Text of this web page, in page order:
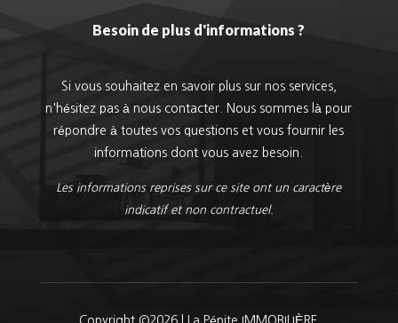
Besoin de plus d'informations ?
Si vous souhaitez en savoir plus sur nos services,
n'hésitez pas à nous contacter. Nous sommes là pour
répondre à toutes vos questions et vous fournir les
informations dont vous avez besoin.
Les informations reprises sur ce site ont un caractère
indicatif et non contractuel.